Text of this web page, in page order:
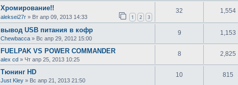
Хромирование!!
aleksei27r » Вт апр 09, 2013 14:33 1 2 3
32 1,554
вывод USB питания в кофр
Chewbacca » Вс апр 29, 2012 15:00
9 1,153
FUELPAK VS POWER COMMANDER
alex cd » Чт апр 25, 2013 10:25
8 2,825
Тюнинг HD
Just Kley » Вс апр 21, 2013 21:50
10 815